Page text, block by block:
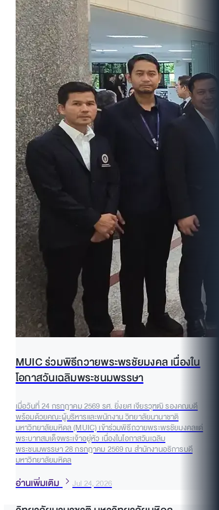
MUIC ร่วมพิธีถวายพระพรชัยมงคล เนื่องใน
โอกาสวันเฉลิมพระชนมพรรษา
เมื่อวันที่ 24 กรกฎาคม 2569 รศ. ยิ่งยศ เจียรวุฑฒิ รองคณบดี
พร้อมด้วยคณะผู้บริหารและพนักงาน วิทยาลัยนานาชาติ
มหาวิทยาลัยมหิดล (MUIC) เข้าร่วมพิธีถวายพระพรชัยมงคลแด่
พระบาทสมเด็จพระเจ้าอยู่หัว เนื่องในโอกาสวันเฉลิม
พระชนมพรรษา 28 กรกฎาคม 2569 ณ สำนักงานอธิการบดี
มหาวิทยาลัยมหิดล
อ่านเพิ่มเติม Jul 24, 2026